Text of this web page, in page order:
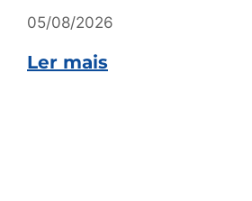
05/08/2026
Ler mais